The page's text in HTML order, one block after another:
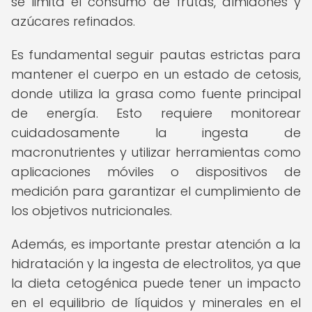
azúcares refinados.
Es fundamental seguir pautas estrictas para
mantener el cuerpo en un estado de cetosis,
donde utiliza la grasa como fuente principal
de energía. Esto requiere monitorear
cuidadosamente la ingesta de
macronutrientes y utilizar herramientas como
aplicaciones móviles o dispositivos de
medición para garantizar el cumplimiento de
los objetivos nutricionales.
Además, es importante prestar atención a la
hidratación y la ingesta de electrolitos, ya que
la dieta cetogénica puede tener un impacto
en el equilibrio de líquidos y minerales en el